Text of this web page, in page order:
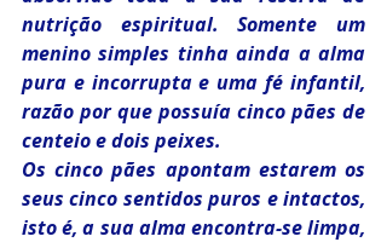
nutrição espiritual. Somente um
menino simples tinha ainda a alma
pura e incorrupta e uma fé infantil,
razão por que possuía cinco pães de
centeio e dois peixes.
Os cinco pães apontam estarem os
seus cinco sentidos puros e intactos,
isto é, a sua alma encontra-se limpa,